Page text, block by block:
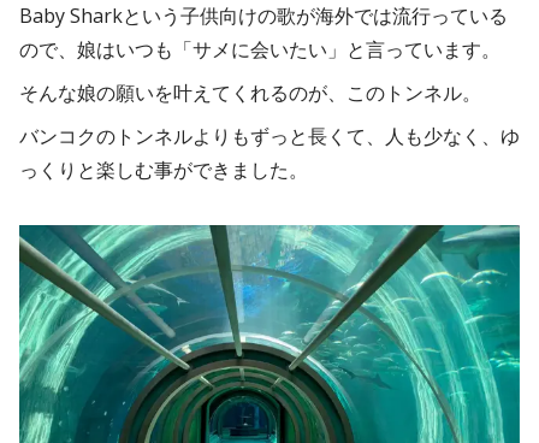
Baby Sharkという子供向けの歌が海外では流行っている
ので、娘はいつも「サメに会いたい」と言っています。
そんな娘の願いを叶えてくれるのが、このトンネル。
バンコクのトンネルよりもずっと長くて、人も少なく、ゆ
っくりと楽しむ事ができました。